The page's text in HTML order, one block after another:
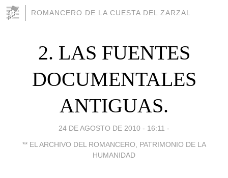
ROMANCERO DE LA CUESTA DEL ZARZAL
2. LAS FUENTES
DOCUMENTALES
ANTIGUAS.
24 DE AGOSTO DE 2010 - 16:11 -
** EL ARCHIVO DEL ROMANCERO, PATRIMONIO DE LA
HUMANIDAD